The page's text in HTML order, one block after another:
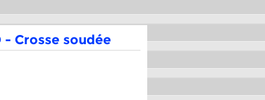
Crosse soudée